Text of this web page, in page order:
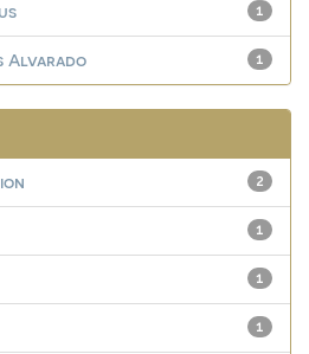
1
1
Alvarado
2
1
1
1